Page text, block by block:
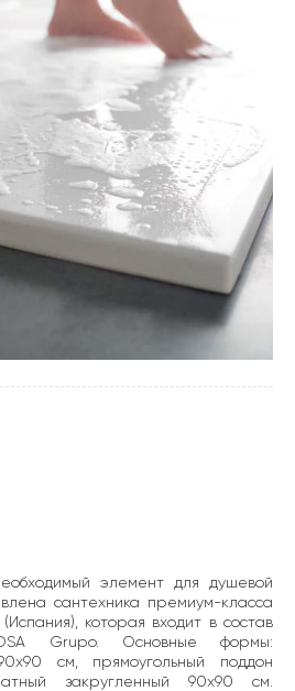
элемент для душевой
сантехника премиум-класса
которая входит в состав
Grupo. Основные формы:
см, прямоугольный поддон
закругленный 90х90 см.